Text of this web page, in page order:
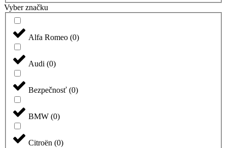
Vyber značku
Alfa Romeo (0)
Audi (0)
Bezpečnosť (0)
BMW (0)
Citroën (0)